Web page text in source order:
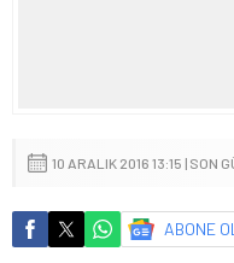
10 ARALIK 2016 13:15 | SON
ABONE OL